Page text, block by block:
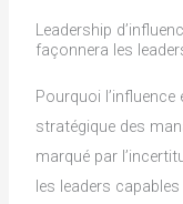
Leadership
façonnera les
Pourquoi
stratégique des
marqué par
les leaders